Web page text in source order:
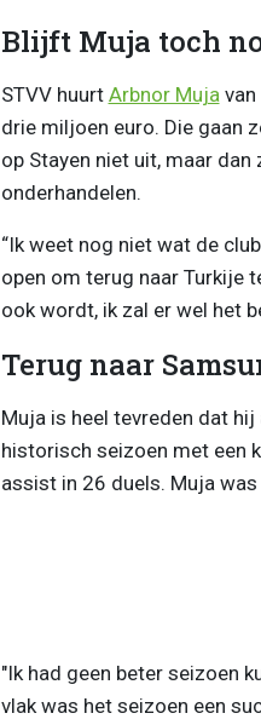
Blijft Muja toch
STVV huurt Arbnor Muja
drie miljoen euro. Die gaan
op Stayen niet uit, maar
onderhandelen.
“Ik weet nog niet wat de
open om terug naar Turkije
ook wordt, ik zal er wel het
Terug naar
Muja is heel tevreden dat
historisch seizoen met een
assist in 26 duels. Muja
"Ik had geen beter seizoen
vlak was het seizoen een